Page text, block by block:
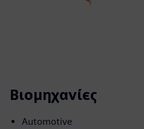
Βιομηχανίες
Automotive